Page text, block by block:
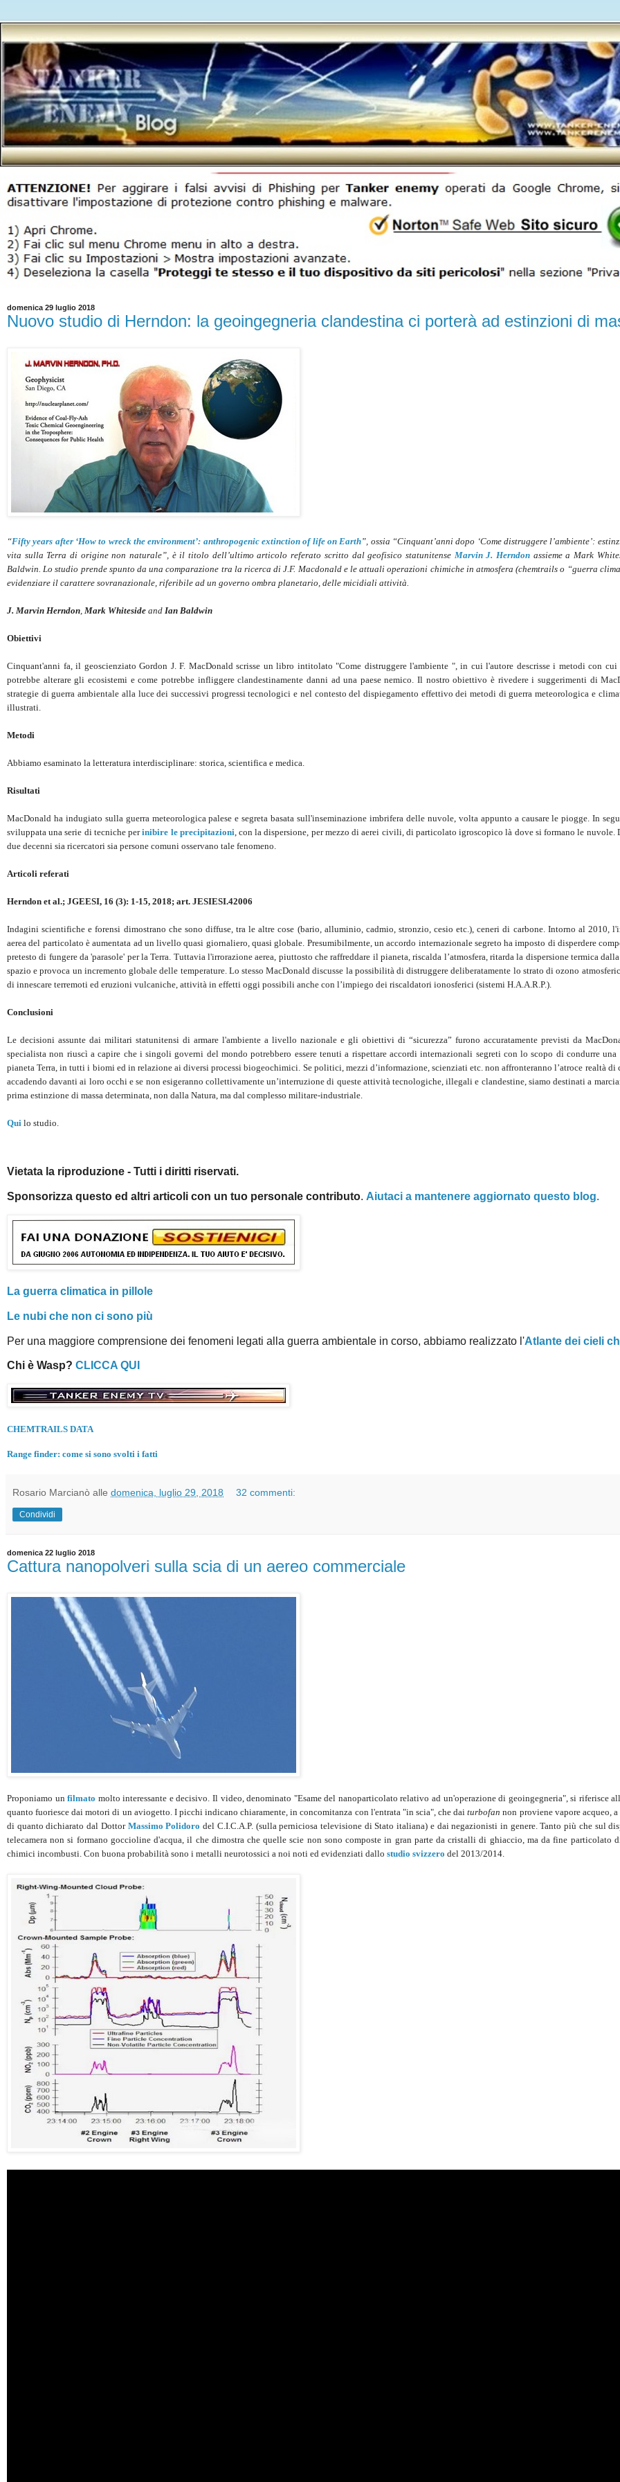
domenica 29 luglio 2018
Nuovo studio di Herndon: la geoingegneria clandestina ci porterà ad estinzioni di
“Fifty years after ‘How to wreck the environment’: anthropogenic extinction of life on Earth”, ossia “Cinquant’anni dopo ‘Come distruggere l’ambiente’:
vita sulla Terra di origine non naturale”, è il titolo dell’ultimo articolo referato scritto dal geofisico statunitense Marvin J. Herndonassieme a Mark
Baldwin. Lo studio prende spunto da una comparazione tra la ricerca di J.F. Macdonald e le attuali operazioni chimiche in atmosfera (chemtrails o “guerra
evidenziare il carattere sovranazionale, riferibile ad un governo ombra planetario, delle micidiali attività.
J. Marvin Herndon Mark Whiteside and Ian Baldwin
Obiettivi
Cinquant'anni fa, il geoscienziato Gordon J. F. MacDonald scrisse un libro intitolato "Come distruggere l'ambiente ", in cui l'autore descrisse i metodi con cui
potrebbe alterare gli ecosistemi e come potrebbe infliggere clandestinamente danni ad una paese nemico. Il nostro obiettivo è rivedere i suggerimenti di
strategie di guerra ambientale alla luce dei successivi progressi tecnologici e nel contesto del dispiegamento effettivo dei metodi di guerra meteorologica e
illustrati.
Metodi
Abbiamo esaminato la letteratura interdisciplinare: storica, scientifica e medica.
Risultati
MacDonald ha indugiato sulla guerra meteorologica palese e segreta basata sull'inseminazione imbrifera delle nuvole, volta appunto a causare le piogge. In
sviluppata una serie di tecniche perinibire le precipitazioni , con la dispersione, per mezzo di aerei civili, di particolato igroscopico là dove si formano le nuvole.
due decenni sia ricercatori sia persone comuni osservano tale fenomeno.
Articoli referati
Herndon et al.; JGEESI, 16 (3): 1-15, 2018; art. JESIESI.42006
Indagini scientifiche e forensi dimostrano che sono diffuse, tra le altre cose (bario, alluminio, cadmio, stronzio, cesio etc.), ceneri di carbone. Intorno al 2010,
aerea del particolato è aumentata ad un livello quasi giornaliero, quasi globale. Presumibilmente, un accordo internazionale segreto ha imposto di disperdere
pretesto di fungere da 'parasole' per la Terra. Tuttavia l'irrorazione aerea, piuttosto che raffreddare il pianeta, riscalda l’atmosfera, ritarda la dispersione termica
spazio e provoca un incremento globale delle temperature. Lo stesso MacDonald discusse la possibilità di distruggere deliberatamente lo strato di ozono
di innescare terremoti ed eruzioni vulcaniche, attività in effetti oggi possibili anche con l’impiego dei riscaldatori ionosferici (sistemi H.A.A.R.P.).
Conclusioni
Le decisioni assunte dai militari statunitensi di armare l'ambiente a livello nazionale e gli obiettivi di “sicurezza” furono accuratamente previsti da
specialista non riuscì a capire che i singoli governi del mondo potrebbero essere tenuti a rispettare accordi internazionali segreti con lo scopo di condurre una
pianeta Terra, in tutti i biomi ed in relazione ai diversi processi biogeochimici. Se politici, mezzi d’informazione, scienziati etc. non affronteranno l’atroce realtà di
accadendo davanti ai loro occhi e se non esigeranno collettivamente un’interruzione di queste attività tecnologiche, illegali e clandestine, siamo destinati a
prima estinzione di massa determinata, non dalla Natura, ma dal complesso militare-industriale.
Qui lo studio.
Vietata la riproduzione - Tutti i diritti riservati.
Sponsorizza questo ed altri articoli con un tuo personale contributo. Aiutaci a mantenere aggiornato questo blog.
La guerra climatica in pillole
Le nubi che non ci sono più
Per una maggiore comprensione dei fenomeni legati alla guerra ambientale in corso, abbiamo realizzato l'Atlante dei cieli
Chi è Wasp? CLICCA QUI
CHEMTRAILS DATA
Range finder: come si sono svolti i fatti
Rosario Marcianò alle domenica, luglio 29, 2018 32 commenti:
Condividi
domenica 22 luglio 2018
Cattura nanopolveri sulla scia di un aereo commerciale
Proponiamo unfilmato molto interessante e decisivo. Il video, denominato "Esame del nanoparticolato relativo ad un'operazione di geoingegneria", si riferisce
quanto fuoriesce dai motori di un aviogetto. I picchi indicano chiaramente, in concomitanza con l'entrata "in scia", che daiturbofan non proviene vapore acqueo,
di quanto dichiarato dal Dottor Massimo Polidoro del C.I.C.A.P. (sulla perniciosa televisione di Stato italiana) e dai negazionisti in genere. Tanto più che sul
telecamera non si formano goccioline d'acqua, il che dimostra che quelle scie non sono composte in gran parte da cristalli di ghiaccio, ma da fine particolato
chimici incombusti. Con buona probabilità sono i metalli neurotossici a noi noti ed evidenziati dallo studio svizzero del 2013/2014.